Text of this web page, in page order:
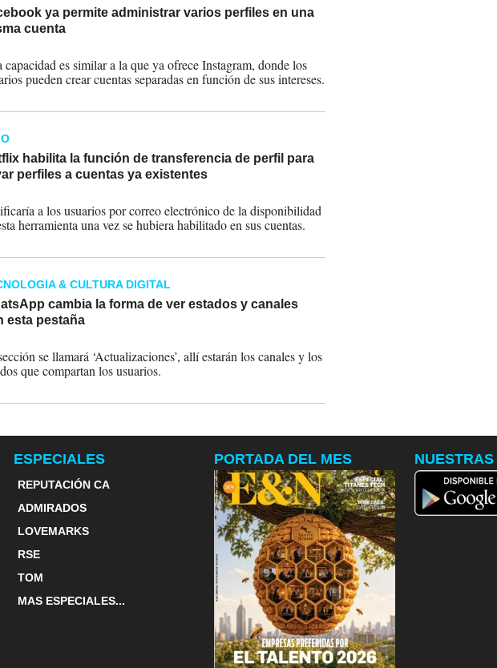
ya permite administrar varios perfiles en una
cuenta
capacidad es similar a la que ya ofrece Instagram, donde los
pueden crear cuentas separadas en función de sus intereses.
habilita la función de transferencia de perfil para
perfiles a cuentas ya existentes
a los usuarios por correo electrónico de la disponibilidad
herramienta una vez se hubiera habilitado en sus cuentas.
& CULTURA DIGITAL
cambia la forma de ver estados y canales
esta pestaña
se llamará ‘Actualizaciones’, allí estarán los canales y los
que compartan los usuarios.
ESPECIALES
REPUTACIÓN CA
ADMIRADOS
LOVEMARKS
RSE
TOM
MAS ESPECIALES...
PORTADA DEL MES